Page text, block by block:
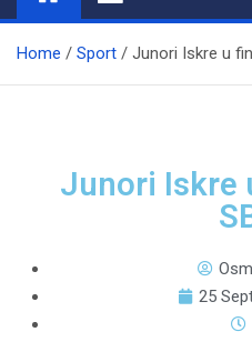
Home Sport Junori Iskre u
Junori Iskre
25